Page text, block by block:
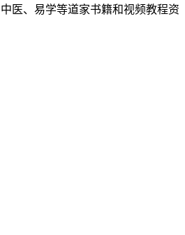
医、易学等道家书籍和视频教程资